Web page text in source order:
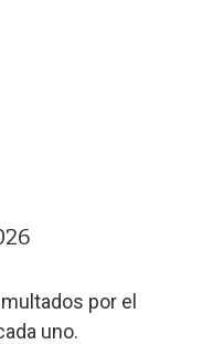
por el
uno.